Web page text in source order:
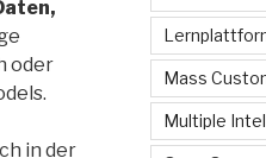
oder
in der
Mass
Multiple